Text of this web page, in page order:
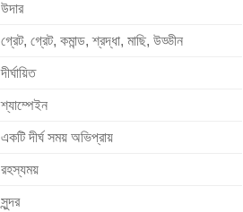
উদার
গ্রেট, গ্রেট, কমান্ড, শ্রদ্ধা, মাছি, উড্ডীন
দীর্ঘায়িত
শ্যাম্পেইন
একটি দীর্ঘ সময় অভিপ্রায়
রহস্যময়
সুন্দর